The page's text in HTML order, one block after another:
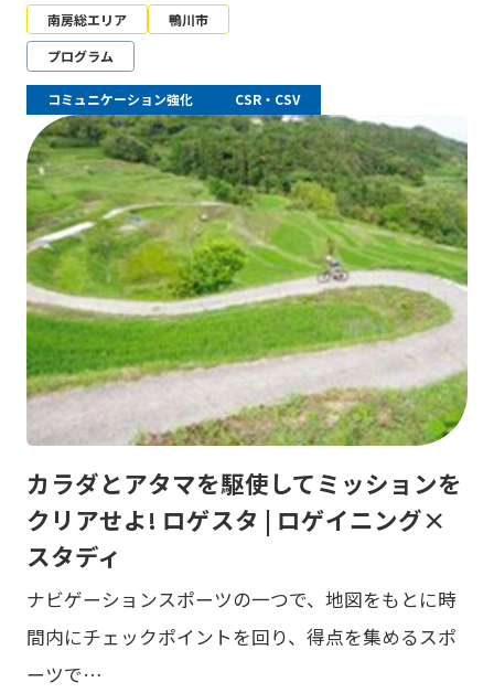
南房総エリア
鴨川市
プログラム
コミュニケーション強化 CSR・CSV
カラダとアタマを駆使してミッションを
クリアせよ! ロゲスタ | ロゲイニング×
スタディ
ナビゲーションスポーツの一つで、地図をもとに時
間内にチェックポイントを回り、得点を集めるスポ
ーツで…